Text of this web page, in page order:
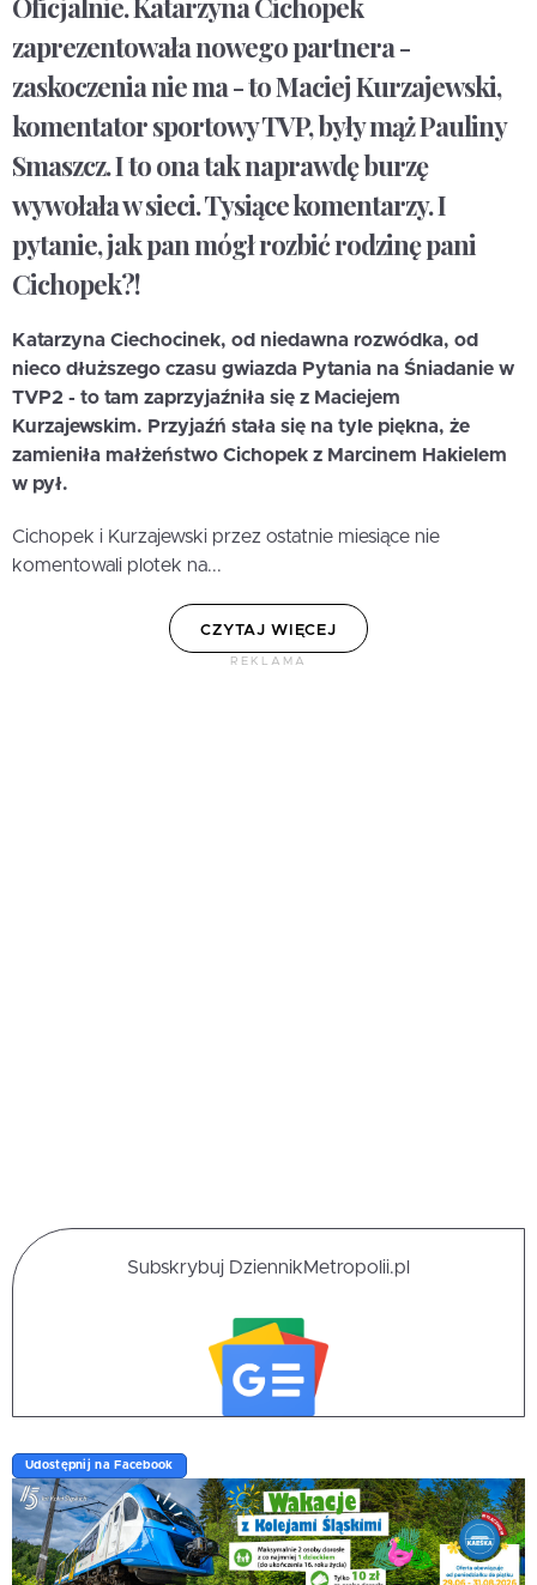
Oficjalnie. Katarzyna Cichopek
zaprezentowała nowego partnera -
zaskoczenia nie ma - to Maciej Kurzajewski,
komentator sportowy TVP, były mąż Pauliny
Smaszcz. I to ona tak naprawdę burzę
wywołała w sieci. Tysiące komentarzy. I
pytanie, jak pan mógł rozbić rodzinę pani
Cichopek?!
Katarzyna Ciechocinek, od niedawna rozwódka, od
nieco dłuższego czasu gwiazda Pytania na Śniadanie w
TVP2 - to tam zaprzyjaźniła się z Maciejem
Kurzajewskim. Przyjaźń stała się na tyle piękna, że
zamieniła małżeństwo Cichopek z Marcinem Hakielem
w pył.
Cichopek i Kurzajewski przez ostatnie miesiące nie
komentowali plotek na...
CZYTAJ WIĘCEJ
REKLAMA
Subskrybuj DziennikMetropolii.pl
Udostępnij na Facebook